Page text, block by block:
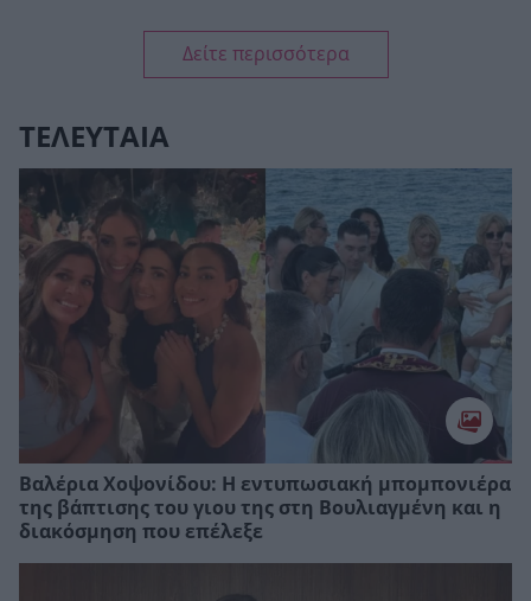
Δείτε περισσότερα
ΤΕΛΕΥΤΑΙΑ
Βαλέρια Χοψονίδου: Η εντυπωσιακή μπομπονιέρα
της βάπτισης του γιου της στη Βουλιαγμένη και η
διακόσμηση που επέλεξε